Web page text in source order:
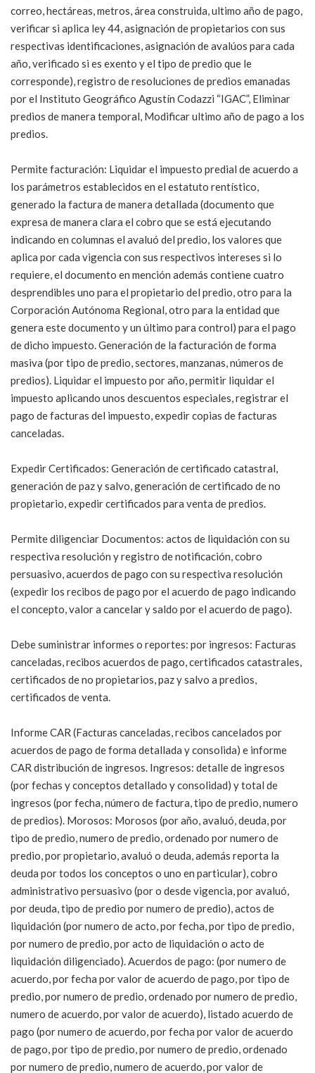
correo, hectáreas, metros, área construida, ultimo año de pago,
verificar si aplica ley 44, asignación de propietarios con sus
respectivas identificaciones, asignación de avalúos para cada
año, verificado si es exento y el tipo de predio que le
corresponde), registro de resoluciones de predios emanadas
por el Instituto Geográfico Agustín Codazzi “IGAC”, Eliminar
predios de manera temporal, Modificar ultimo año de pago a los
predios.
Permite facturación: Liquidar el impuesto predial de acuerdo a
los parámetros establecidos en el estatuto rentístico,
generado la factura de manera detallada (documento que
expresa de manera clara el cobro que se está ejecutando
indicando en columnas el avaluó del predio, los valores que
aplica por cada vigencia con sus respectivos intereses si lo
requiere, el documento en mención además contiene cuatro
desprendibles uno para el propietario del predio, otro para la
Corporación Autónoma Regional, otro para la entidad que
genera este documento y un último para control) para el pago
de dicho impuesto. Generación de la facturación de forma
masiva (por tipo de predio, sectores, manzanas, números de
predios). Liquidar el impuesto por año, permitir liquidar el
impuesto aplicando unos descuentos especiales, registrar el
pago de facturas del impuesto, expedir copias de facturas
canceladas.
Expedir Certificados: Generación de certificado catastral,
generación de paz y salvo, generación de certificado de no
propietario, expedir certificados para venta de predios.
Permite diligenciar Documentos: actos de liquidación con su
respectiva resolución y registro de notificación, cobro
persuasivo, acuerdos de pago con su respectiva resolución
(expedir los recibos de pago por el acuerdo de pago indicando
el concepto, valor a cancelar y saldo por el acuerdo de pago).
Debe suministrar informes o reportes: por ingresos: Facturas
canceladas, recibos acuerdos de pago, certificados catastrales,
certificados de no propietarios, paz y salvo a predios,
certificados de venta.
Informe CAR (Facturas canceladas, recibos cancelados por
acuerdos de pago de forma detallada y consolida) e informe
CAR distribución de ingresos. Ingresos: detalle de ingresos
(por fechas y conceptos detallado y consolidad) y total de
ingresos (por fecha, número de factura, tipo de predio, numero
de predios). Morosos: Morosos (por año, avaluó, deuda, por
tipo de predio, numero de predio, ordenado por numero de
predio, por propietario, avaluó o deuda, además reporta la
deuda por todos los conceptos o uno en particular), cobro
administrativo persuasivo (por o desde vigencia, por avaluó,
por deuda, tipo de predio por numero de predio), actos de
liquidación (por numero de acto, por fecha, por tipo de predio,
por numero de predio, por acto de liquidación o acto de
liquidación diligenciado). Acuerdos de pago: (por numero de
acuerdo, por fecha por valor de acuerdo de pago, por tipo de
predio, por numero de predio, ordenado por numero de predio,
numero de acuerdo, por valor de acuerdo), listado acuerdo de
pago (por numero de acuerdo, por fecha por valor de acuerdo
de pago, por tipo de predio, por numero de predio, ordenado
por numero de predio, numero de acuerdo, por valor de